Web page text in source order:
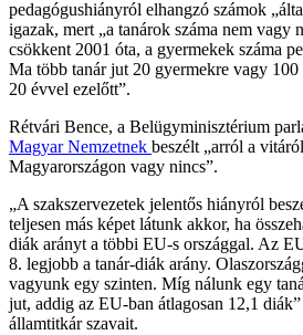
pedagógushiányról elhangzó számok
igazak, mert „a tanárok száma nem vagy
csökkent 2001 óta, a gyermekek száma
Ma több tanár jut 20 gyermekre vagy
20 évvel ezelőtt”.
Rétvári Bence, a Belügyminisztérium
Magyar Nemzetnek beszélt „arról a
Magyarországon vagy nincs”.
„A szakszervezetek jelentős hiányról
teljesen más képet látunk akkor, ha
diák arányt a többi EU-s országgal. Az
8. legjobb a tanár-diák arány.
vagyunk egy szinten. Míg nálunk egy
jut, addig az EU-ban átlagosan 12,1
államtitkár szavait.